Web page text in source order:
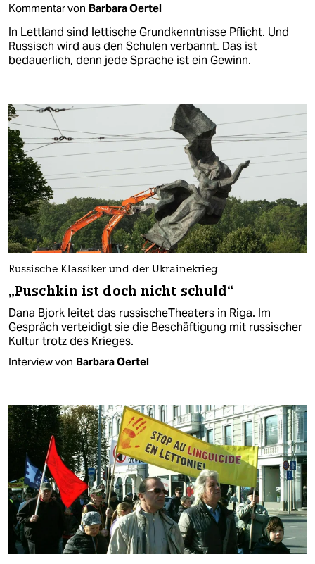
Kommentar von Barbara Oertel
In Lettland sind lettische Grundkenntnisse Pflicht. Und
Russisch wird aus den Schulen verbannt. Das ist
bedauerlich, denn jede Sprache ist ein Gewinn.
Russische Klassiker und der Ukrainekrieg
„Puschkin ist doch nicht schuld“
Dana Bjork leitet das russischeTheaters in Riga. Im
Gespräch verteidigt sie die Beschäftigung mit russischer
Kultur trotz des Krieges.
Interview von Barbara Oertel